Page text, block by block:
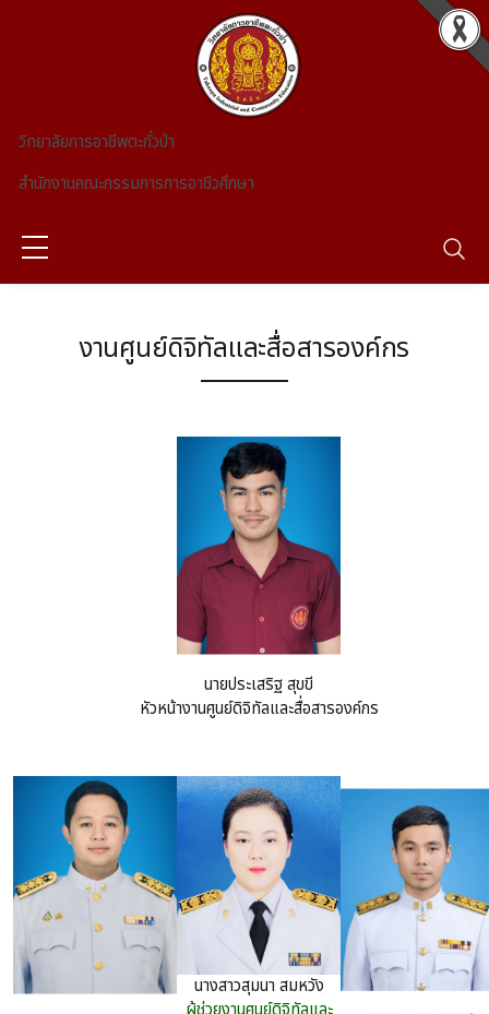
วิทยาลัยการอาชีพตะกั่วป่า
สำนักงานคณะกรรมการการอาชีวศึกษา
งานศูนย์ดิจิทัลและสื่อสารองค์กร
นายประเสริฐ สุขขี
หัวหน้างานศูนย์ดิจิทัลและสื่อสารองค์กร
นางสาวสุมนา สมหวัง